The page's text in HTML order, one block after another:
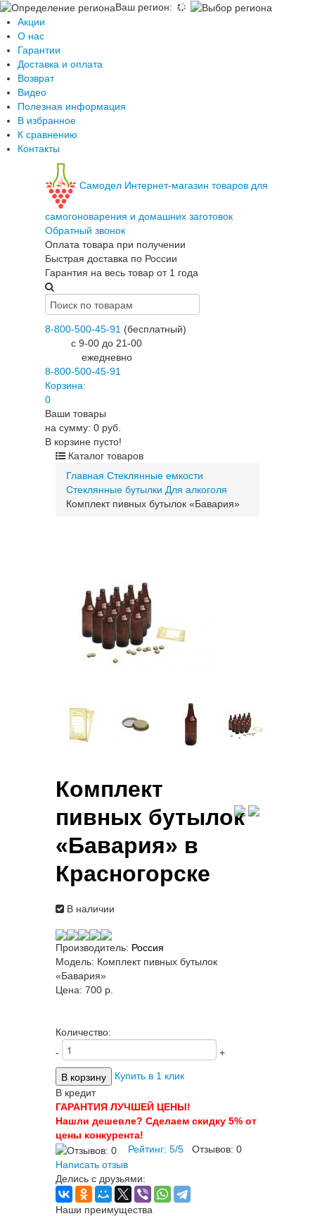
Ваш регион:
Акции
О нас
Гарантии
Доставка и оплата
Возврат
Видео
Полезная информация
В избранное
К сравнению
Контакты
Самодел Интернет-магазин товаров для
самогоноварения и домашних заготовок
Обратный звонок
Оплата товара при получении
Быстрая доставка по России
Гарантия на весь товар от 1 года
8-800-500-45-91 (бесплатный)
c 9-00 до 21-00
ежедневно
8-800-500-45-91
Корзина:
0
Ваши товары
на сумму: 0 руб.
В корзине пусто!
Каталог товаров
Главная Стеклянные емкости
Стеклянные бутылки Для алкоголя
Комплект пивных бутылок «Бавария»
Комплект
пивных бутылок
«Бавария» в
Красногорске
В наличии
Производитель: Россия
Модель: Комплект пивных бутылок
«Бавария»
Цена: 700 p.
Количество:
-
+
Купить в 1 клик
В кредит
ГАРАНТИЯ ЛУЧШЕЙ ЦЕНЫ!
Нашли дешевле? Сделаем скидку 5% от
цены конкурента!
Рейтинг: 5/5 Отзывов: 0
Написать отзыв
Делись с друзьями:
Наши преимущества